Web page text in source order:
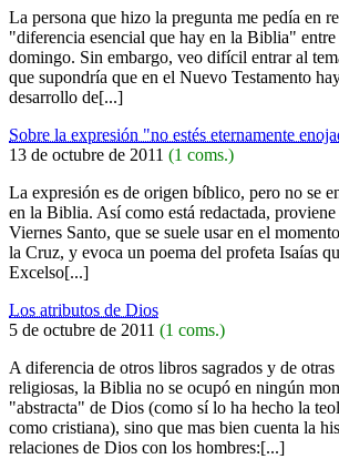
La persona que hizo la pregunta me pedía en
"diferencia esencial que hay en la Biblia" entre
domingo. Sin embargo, veo difícil entrar al
que supondría que en el Nuevo Testamento
desarrollo de[...]
Sobre la expresión "no estés eternamente
13 de octubre de 2011 (1 coms.)
La expresión es de origen bíblico, pero no se
en la Biblia. Así como está redactada,
Viernes Santo, que se suele usar en el
la Cruz, y evoca un poema del profeta Isaías
Excelso[...]
Los atributos de Dios
5 de octubre de 2011 (1 coms.)
A diferencia de otros libros sagrados y de
religiosas, la Biblia no se ocupó en ningún
"abstracta" de Dios (como sí lo ha hecho la
como cristiana), sino que mas bien cuenta la
relaciones de Dios con los hombres:[...]